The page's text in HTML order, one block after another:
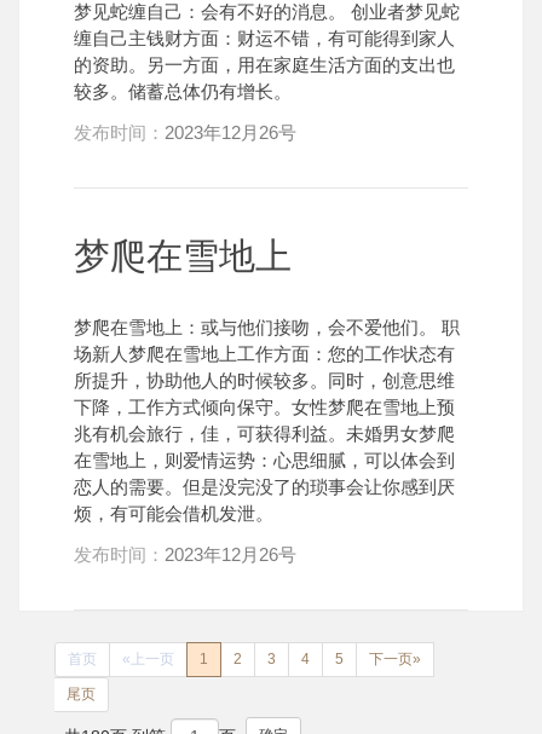
梦见蛇缠自己：会有不好的消息。 创业者梦见蛇
缠自己主钱财方面：财运不错，有可能得到家人
的资助。另一方面，用在家庭生活方面的支出也
较多。储蓄总体仍有增长。
发布时间： 2023年12月26号
梦爬在雪地上
梦爬在雪地上：或与他们接吻，会不爱他们。 职
场新人梦爬在雪地上工作方面：您的工作状态有
所提升，协助他人的时候较多。同时，创意思维
下降，工作方式倾向保守。女性梦爬在雪地上预
兆有机会旅行，佳，可获得利益。未婚男女梦爬
在雪地上，则爱情运势：心思细腻，可以体会到
恋人的需要。但是没完没了的琐事会让你感到厌
烦，有可能会借机发泄。
发布时间： 2023年12月26号
首页 «上一页 1 2 3 4 5 下一页»
尾页